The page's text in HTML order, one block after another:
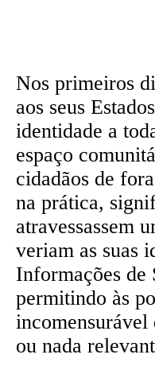
Nos primeiros
aos seus
identidade a
espaço
cidadãos de
na prática,
atravessassem
veriam as suas
Informações de
permitindo às
incomensurável
ou nada